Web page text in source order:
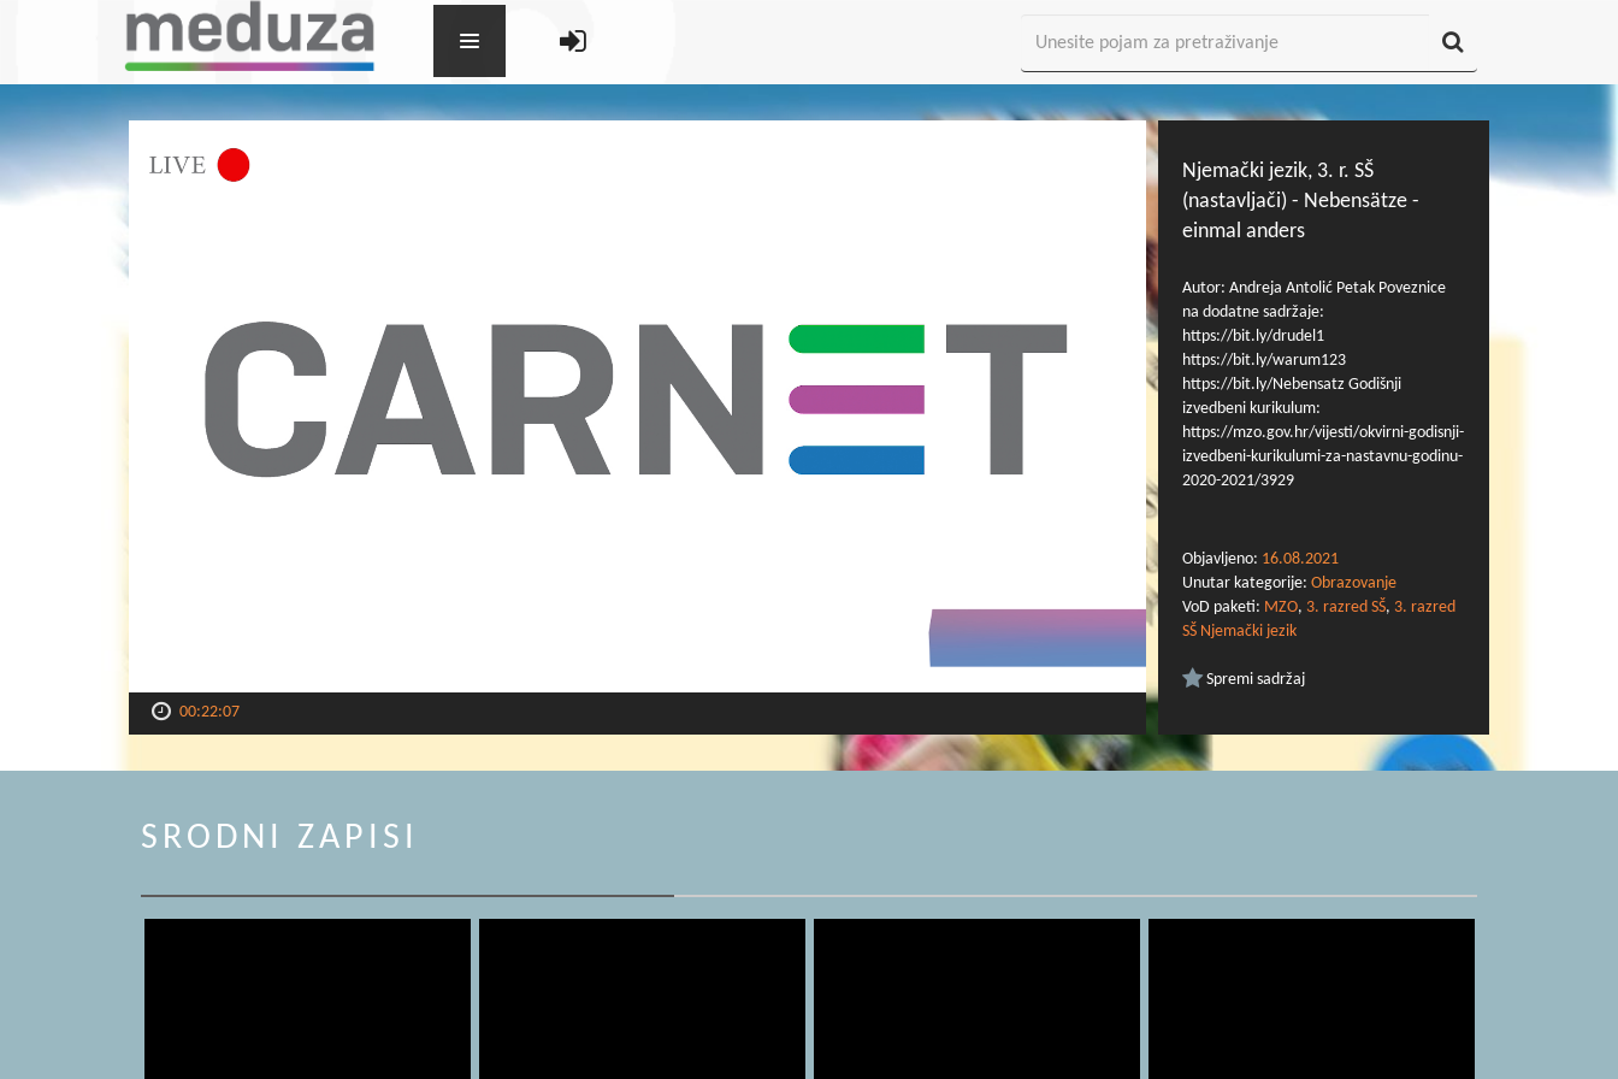
00:22:07
Njemački jezik, 3. r. SŠ
(nastavljači) - Nebensätze -
einmal anders
Autor: Andreja Antolić Petak Poveznice
na dodatne sadržaje:
https://bit.ly/drudel1
https://bit.ly/warum123
https://bit.ly/Nebensatz Godišnji
izvedbeni kurikulum:
https://mzo.gov.hr/vijesti/okvirni-godisnji-
izvedbeni-kurikulumi-za-nastavnu-godinu-
2020-2021/3929
Objavljeno: 16.08.2021
Unutar kategorije: Obrazovanje
VoD paketi: MZO, 3. razred SŠ, 3. razred
SŠ Njemački jezik
Spremi sadržaj
SRODNI ZAPISI